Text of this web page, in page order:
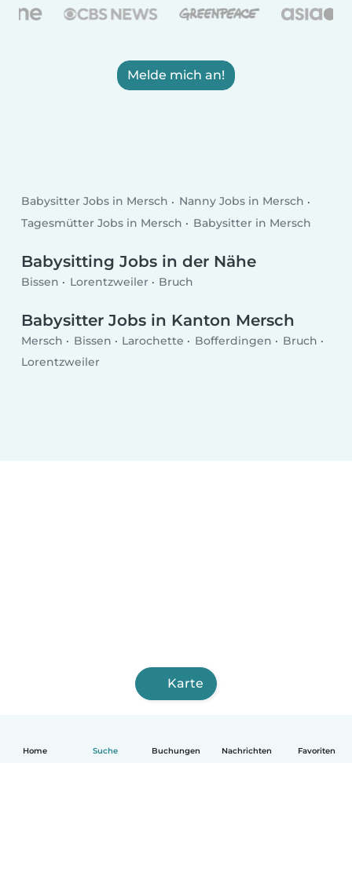
Home Suche Buchungen Nachrichten Favoriten
Melde mich an!
Babysitter Jobs in Mersch
Nanny Jobs in Mersch
Tagesmütter Jobs in Mersch
Babysitter in Mersch
Babysitting Jobs in der Nähe
Bissen Lorentzweiler Bruch
Babysitter Jobs in Kanton Mersch
Mersch Bissen Larochette Bofferdingen
Bruch
Lorentzweiler
Karte